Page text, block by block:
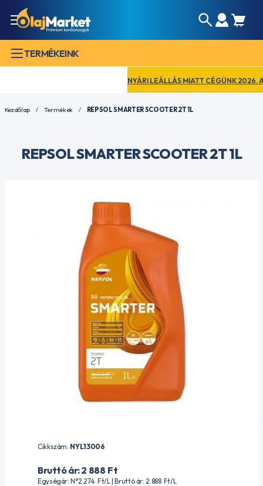
TERMÉKEINK
NYÁRI LEÁLLÁS MIATT CÉGÜNK 2026.
Kezdőlap Termékek REPSOL SMARTER SCOOTER 2T 1L
REPSOL SMARTER SCOOTER 2T 1L
Cikkszám: NYL13006
Bruttó ár: 2 888 Ft
Egységár: N°2 274 Ft/L | Bruttó ár: 2 888 Ft/L